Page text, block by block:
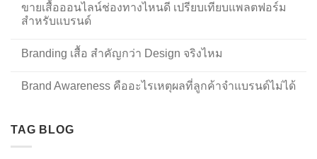
ขายเสื้อออนไลน์ช่องทางไหนดี เปรียบเทียบแพลตฟอร์ม
สำหรับแบรนด์
Branding เสื้อ สำคัญกว่า Design จริงไหม
Brand Awareness คืออะไรเหตุผลที่ลูกค้าจำแบรนด์ไม่ได้
TAG BLOG